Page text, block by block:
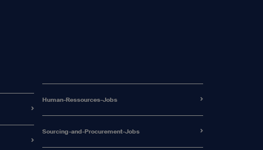
Human-Ressources-Jobs
Sourcing-and-Procurement-Jobs